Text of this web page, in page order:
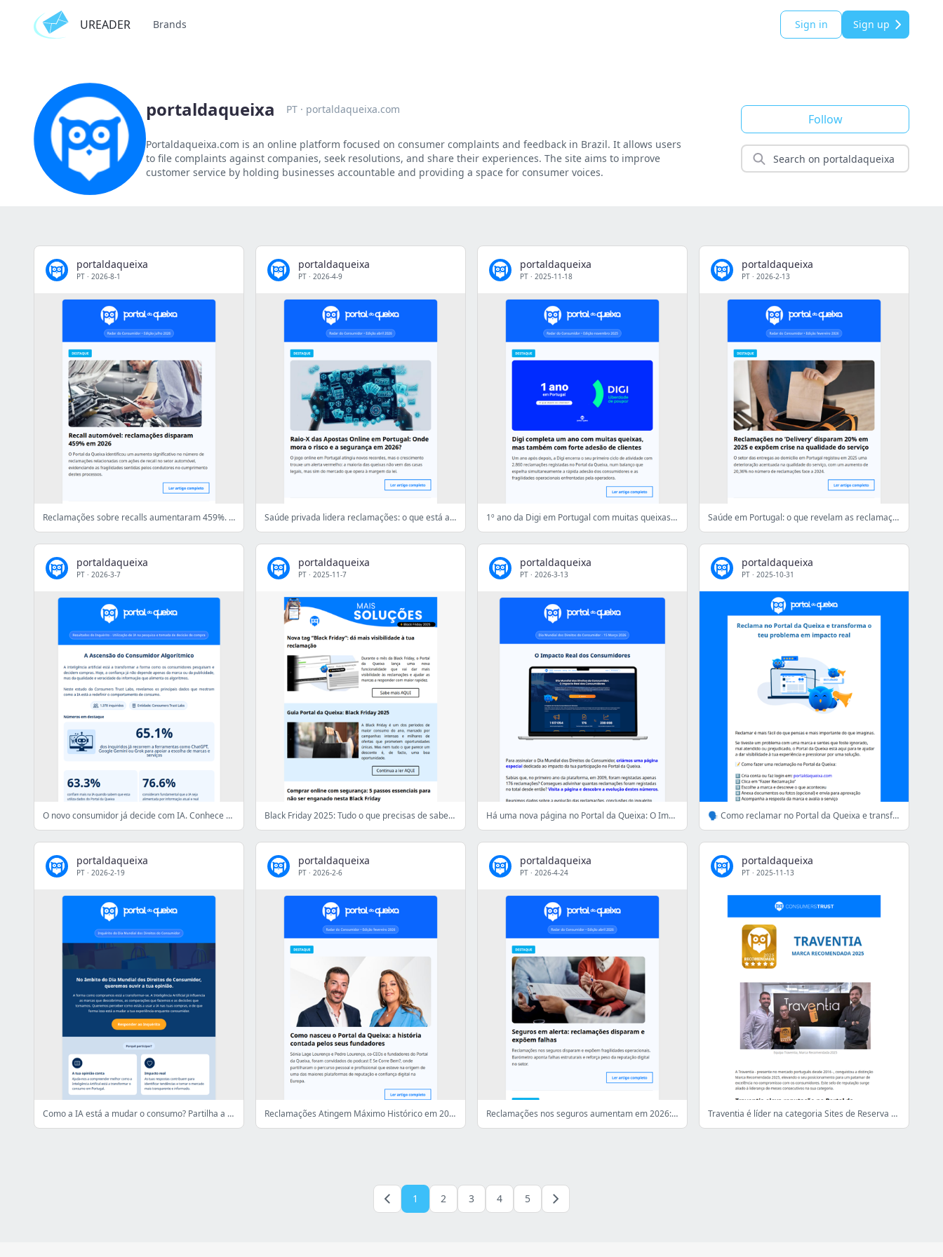
UREADER Brands Sign in Sign up
portaldaqueixa PT · portaldaqueixa.com
Portaldaqueixa.com is an online platform focused on consumer complaints and feedback in Brazil. It allows users
to file complaints against companies, seek resolutions, and share their experiences. The site aims to improve
customer service by holding businesses accountable and providing a space for consumer voices.
Follow
portaldaqueixa
PT · 2026-8-1
Reclamações sobre recalls aumentaram 459%. Descobre se o teu carro tem um recall pendente.
portaldaqueixa
PT · 2026-4-9
Saúde privada lidera reclamações: o que está a falhar?
portaldaqueixa
PT · 2025-11-18
1º ano da Digi em Portugal com muitas queixas, mas também com forte adesão de clientes
portaldaqueixa
PT · 2026-2-13
Saúde em Portugal: o que revelam as reclamações dos utentes?
portaldaqueixa
PT · 2026-3-7
O novo consumidor já decide com IA. Conhece as conclusões do estudo
portaldaqueixa
PT · 2025-11-7
Black Friday 2025: Tudo o que precisas de saber antes de comprar
portaldaqueixa
PT · 2026-3-13
Há uma nova página no Portal da Queixa: O Impacto Real dos Consumidores
portaldaqueixa
PT · 2025-10-31
🗣️ Como reclamar no Portal da Queixa e transformar o teu problema em impacto real
portaldaqueixa
PT · 2026-2-19
Como a IA está a mudar o consumo? Partilha a tua opinião!
portaldaqueixa
PT · 2026-2-6
Reclamações Atingem Máximo Histórico em 2025, Revela Barómetro Anual do Consumo
portaldaqueixa
PT · 2026-4-24
Reclamações nos seguros aumentam em 2026: o que revelam os dados
portaldaqueixa
PT · 2025-11-13
Traventia é líder na categoria Sites de Reserva de Alojamento
1 2 3 4 5